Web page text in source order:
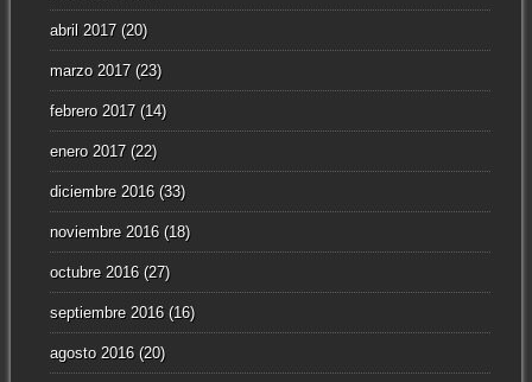
abril 2017(20)
marzo 2017(23)
febrero 2017(14)
enero 2017(22)
diciembre 2016(33)
noviembre 2016(18)
octubre 2016(27)
septiembre 2016(16)
agosto 2016(20)